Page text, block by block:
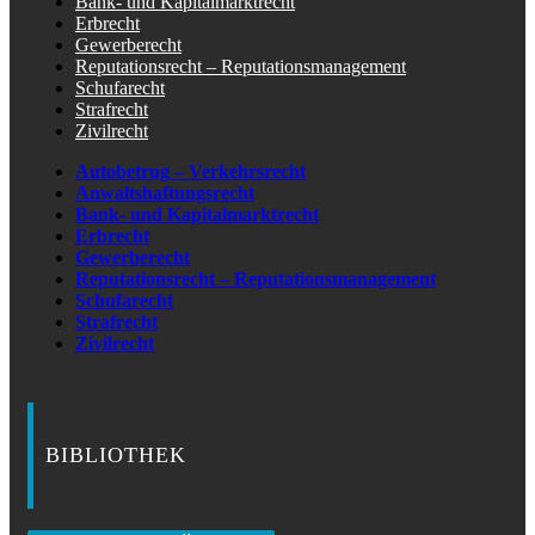
Erbrecht
Gewerberecht
Reputationsrecht – Reputationsmanagement
Schufarecht
Strafrecht
Zivilrecht
Autobetrug – Verkehrsrecht
Anwaltshaftungsrecht
Bank- und Kapitalmarktrecht
Erbrecht
Gewerberecht
Reputationsrecht – Reputationsmanagement
Schufarecht
Strafrecht
Zivilrecht
BIBLIOTHEK